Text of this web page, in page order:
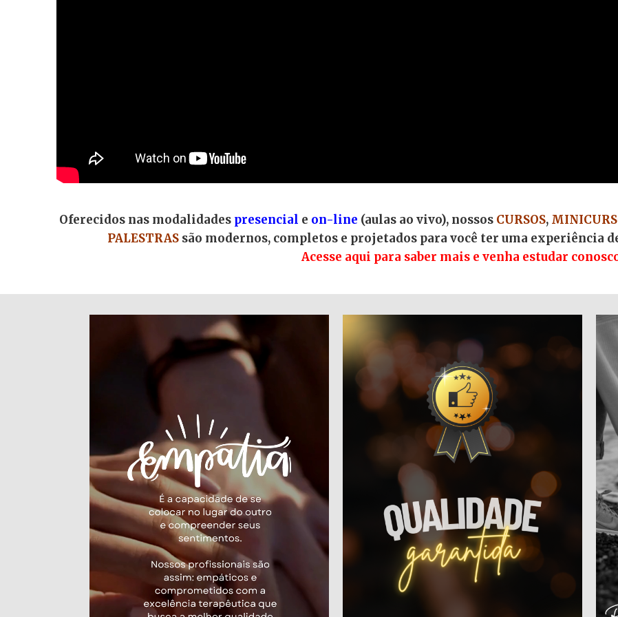
Oferecidos nas modalidades presencial e on-line (aulas ao vivo), nossos CURSOS,
PALESTRASsão modernos, completos e projetados para você ter uma experiência
Acesse aqui para saber mais e venha estudar